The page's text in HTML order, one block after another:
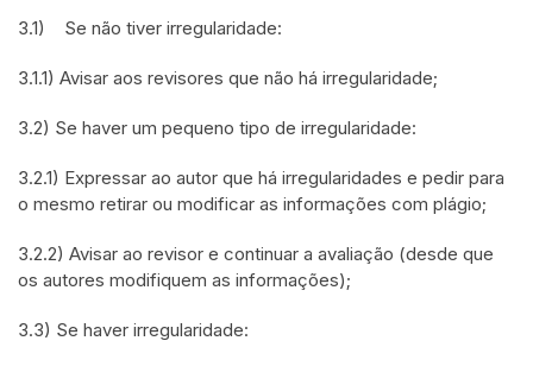
3.1) Se não tiver irregularidade:
3.1.1) Avisar aos revisores que não há irregularidade;
3.2) Se haver um pequeno tipo de irregularidade:
3.2.1) Expressar ao autor que há irregularidades e pedir para
o mesmo retirar ou modificar as informações com plágio;
3.2.2) Avisar ao revisor e continuar a avaliação (desde que
os autores modifiquem as informações);
3.3) Se haver irregularidade: